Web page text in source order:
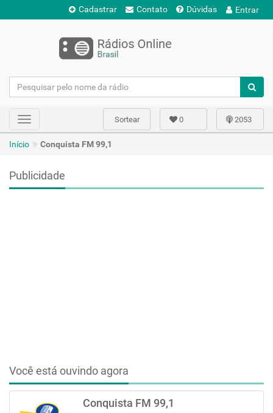
Cadastrar Contato Dúvidas Entrar
Toggle
navigation
2053
0
Sortear
Início Conquista FM 99,1
Publicidade
Você está ouvindo agora
Conquista FM 99,1